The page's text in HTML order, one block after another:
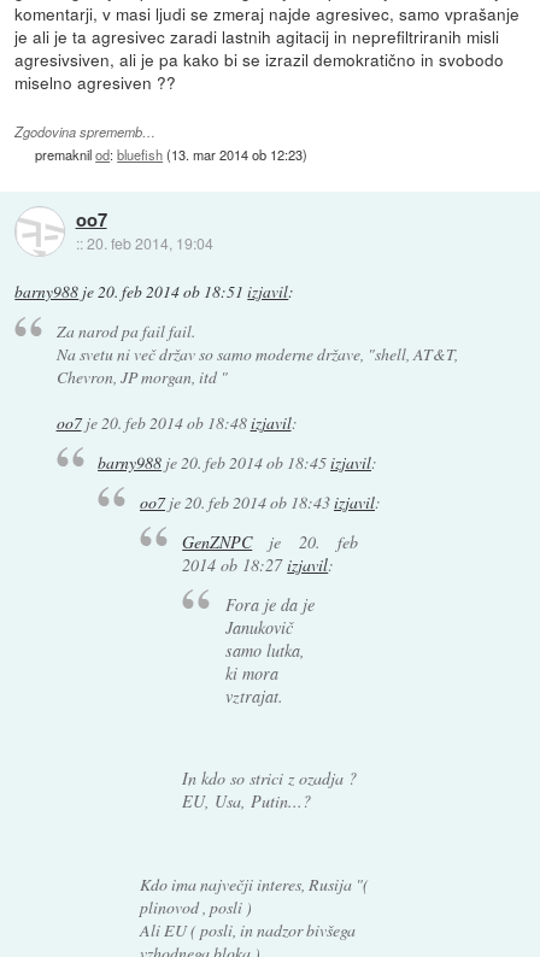
komentarji, v masi ljudi se zmeraj najde agresivec, samo vprašanje
je ali je ta agresivec zaradi lastnih agitacij in neprefiltriranih misli
agresivsiven, ali je pa kako bi se izrazil demokratično in svobodo
miselno agresiven ??
Zgodovina sprememb…
premaknilod:bluefish(13. mar 2014 ob 12:23)
oo7
::20. feb 2014, 19:04
barny988 je20. feb 2014 ob 18:51 izjavil:
Za narod pa fail fail.
Na svetu ni več držav so samo moderne države, "shell, AT&T,
Chevron, JP morgan, itd "
oo7je20. feb 2014 ob 18:48izjavil:
barny988 je20. feb 2014 ob 18:45izjavil:
oo7je20. feb 2014 ob 18:43izjavil:
GenZNPCje 20. feb
2014 ob 18:27 izjavil:
Fora je da je
Janukovič
samo lutka,
ki mora
vztrajat.
In kdo so strici z ozadja ?
EU, Usa, Putin...?
Kdo ima največji interes, Rusija "(
plinovod , posli )
Ali EU ( posli, in nadzor bivšega
vzhodnega bloka )